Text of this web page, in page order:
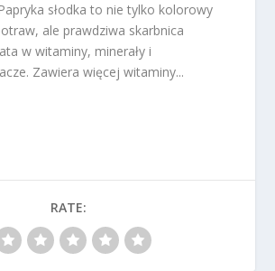
Papryka słodka to nie tylko kolorowy
ale prawdziwa skarbnica
w witaminy, minerały i
Zawiera więcej witaminy...
RATE: